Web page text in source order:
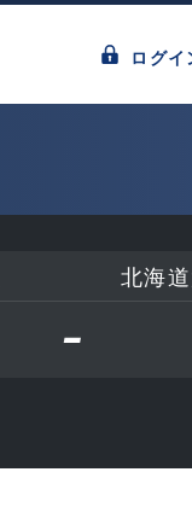
ログイ
北海
-